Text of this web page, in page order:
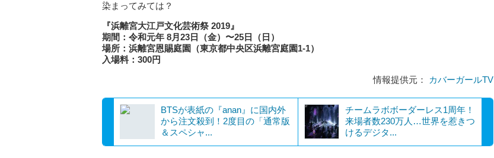
染まってみては？
『浜離宮大江戸文化芸術祭 2019』
期間：令和元年 8月23日（金）〜25日（日）
場所：浜離宮恩賜庭園（東京都中央区浜離宮庭園1-1）
入場料：300円
情報提供元：
カバーガールTV
BTSが表紙の『anan』に国内外
から注文殺到！2度目の「通常版
＆スペシャ...
チームラボボーダーレス1周年！
来場者数230万人…世界を惹きつ
けるデジタ...